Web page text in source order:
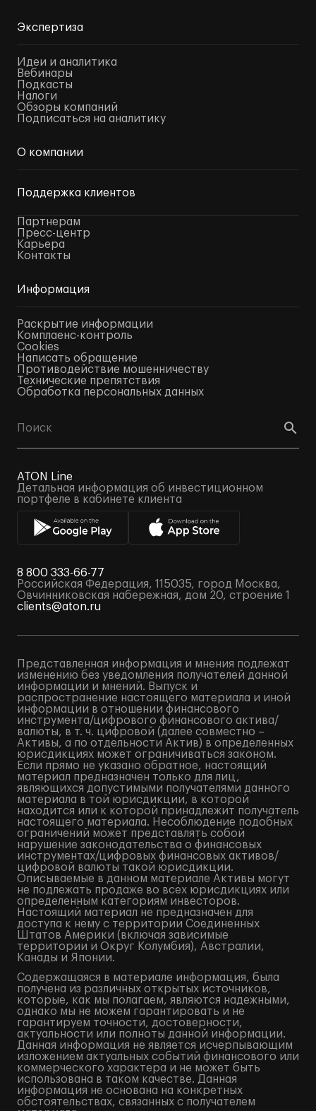
Экспертиза
Идеи и аналитика
Вебинары
Подкасты
Налоги
Обзоры компаний
Подписаться на аналитику
О компании
Поддержка клиентов
Партнерам
Пресс-центр
Карьера
Контакты
Информация
Раскрытие информации
Комплаенс-контроль
Cookies
Написать обращение
Противодействие мошенничеству
Технические препятствия
Обработка персональных данных
ATON Line
Детальная информация об инвестиционном
портфеле в кабинете клиента
8 800 333-66-77
Российская Федерация, 115035, город Москва,
Овчинниковская набережная, дом 20, строение 1
clients@aton.ru
Представленная информация и мнения подлежат
изменению без уведомления получателей данной
информации и мнений. Выпуск и
распространение настоящего материала и иной
информации в отношении финансового
инструмента/цифрового финансового актива/
валюты, в т. ч. цифровой (далее совместно –
Активы, а по отдельности Актив) в определенных
юрисдикциях может ограничиваться законом.
Если прямо не указано обратное, настоящий
материал предназначен только для лиц,
являющихся допустимыми получателями данного
материала в той юрисдикции, в которой
находится или к которой принадлежит получатель
настоящего материала. Несоблюдение подобных
ограничений может представлять собой
нарушение законодательства о финансовых
инструментах/цифровых финансовых активов/
цифровой валюты такой юрисдикции.
Описываемые в данном материале Активы могут
не подлежать продаже во всех юрисдикциях или
определенным категориям инвесторов.
Настоящий материал не предназначен для
доступа к нему с территории Соединенных
Штатов Америки (включая зависимые
территории и Округ Колумбия), Австралии,
Канады и Японии.
Содержащаяся в материале информация, была
получена из различных открытых источников,
которые, как мы полагаем, являются надежными,
однако мы не можем гарантировать и не
гарантируем точности, достоверности,
актуальности или полноты данной информации.
Данная информация не является исчерпывающим
изложением актуальных событий финансового или
коммерческого характера и не может быть
использована в таком качестве. Данная
информация не основана на конкретных
обстоятельствах, связанных с получателем